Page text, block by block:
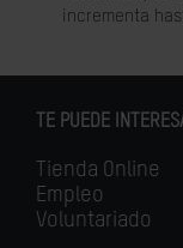
incrementa
TE PUEDE
Tienda Online
Empleo
Voluntariado